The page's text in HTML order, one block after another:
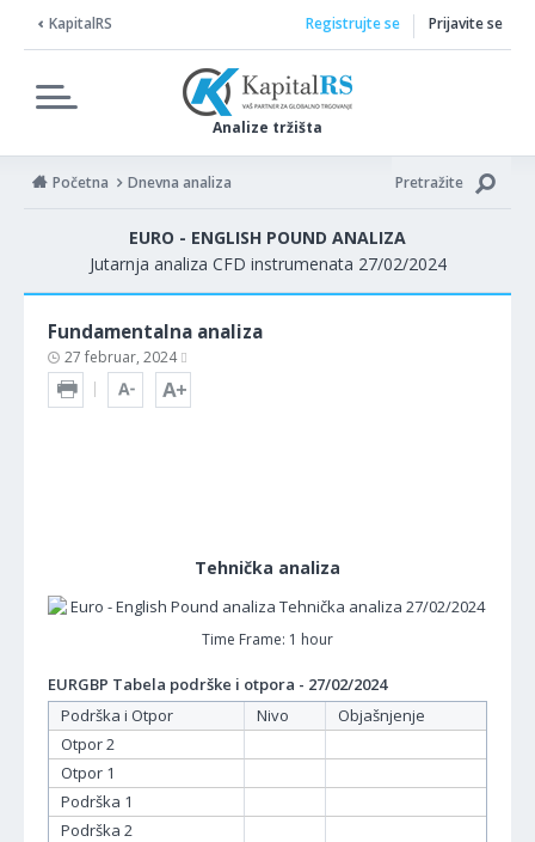
KapitalRS
Analize tržišta
Registrujte se Prijavite se
Početna Dnevna analiza Pretražite
EURO - ENGLISH POUND ANALIZA
Jutarnja analiza CFD instrumenata 27/02/2024
Fundamentalna analiza
27 februar, 2024
Tehnička analiza
Time Frame: 1 hour
EURGBP Tabela podrške i otpora - 27/02/2024
Podrška i Otpor
Nivo
Objašnjenje
Otpor 2
Otpor 1
Podrška 1
Podrška 2